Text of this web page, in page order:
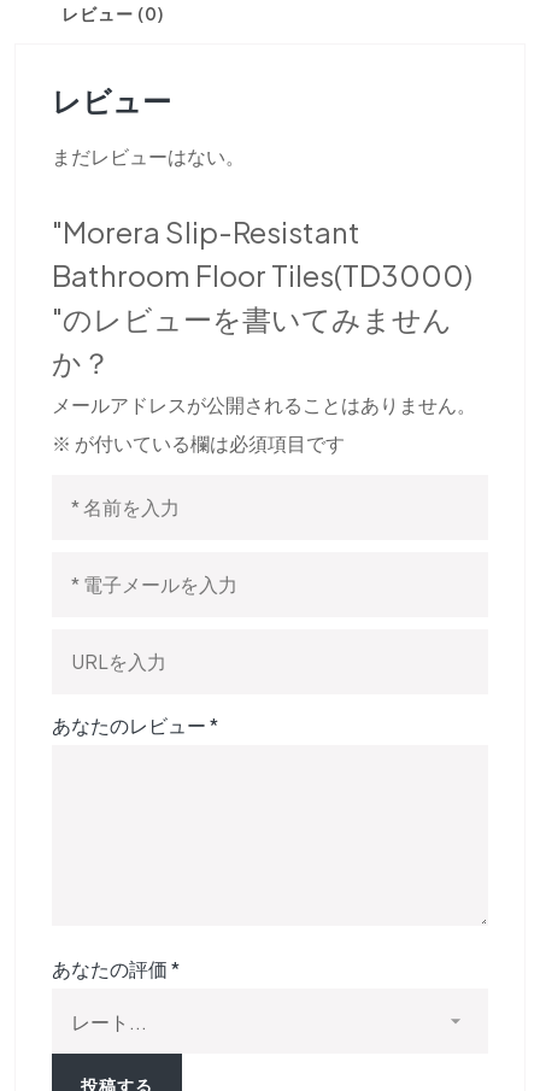
レビュー (0)
レビュー
まだレビューはない。
"Morera Slip-Resistant
Bathroom Floor Tiles(TD3000)
"のレビューを書いてみません
か？
メールアドレスが公開されることはありません。
※ が付いている欄は必須項目です
あなたのレビュー*
あなたの評価*